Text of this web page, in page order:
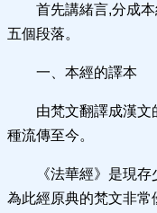
首先講緒言,分成
五個段落。
一、本經的譯本
由梵文翻譯成漢文
種流傳至今。
《法華經》是現
為此經原典的梵文非常